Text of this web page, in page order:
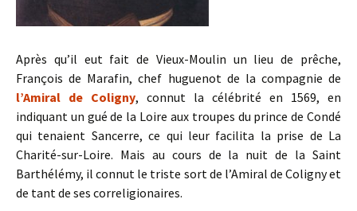
Après qu’il eut fait de Vieux-Moulin un lieu de prêche,
François de Marafin, chef huguenot de la compagnie de
l’Amiral de Coligny, connut la célébrité en 1569, en
indiquant un gué de la Loire aux troupes du prince de Condé
qui tenaient Sancerre, ce qui leur facilita la prise de La
Charité-sur-Loire. Mais au cours de la nuit de la Saint
Barthélémy, il connut le triste sort de l’Amiral de Coligny et
de tant de ses correligionaires.